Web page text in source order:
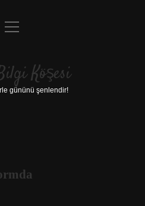
Uyarı
menüyü
Köşesi
gününü şenlendir!